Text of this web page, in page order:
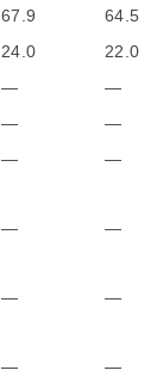
67.9
64.5
24.0
22.0
―
―
―
―
― ―
― ―
― ―
― ―